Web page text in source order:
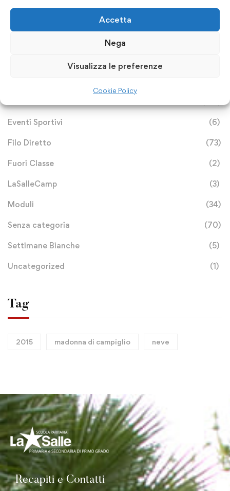
Accetta
Nega
Visualizza le preferenze
Cookie Policy
Eventi Sportivi (6)
Filo Diretto (73)
Fuori Classe (2)
LaSalleCamp (3)
Moduli (34)
Senza categoria (70)
Settimane Bianche (5)
Uncategorized (1)
Tag
2015 madonna di campiglio neve
Recapiti e Contatti